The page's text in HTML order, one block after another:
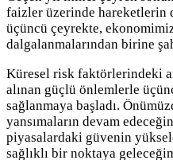
faizler üzerinde hareketlerin
üçüncü çeyrekte,
dalgalanmalarından birine
Küresel risk faktörlerindeki
alınan güçlü önlemlerle
sağlanmaya başladı.
yansımaların devam
piyasalardaki güvenin
sağlıklı bir noktaya